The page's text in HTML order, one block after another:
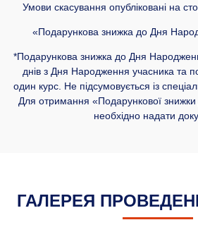
Умови скасування опубліковані на
«Подарункова знижка до Дня
*Подарункова знижка до Дня
днів з Дня Народження учасника та
один курс. Не підсумовується із
Для отримання «Подарункової
необхідно надати
ГАЛЕРЕЯ